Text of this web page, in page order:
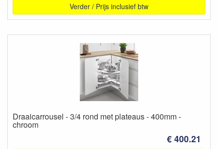
Verder / Prijs inclusief btw
Draaicarrousel - 3/4 rond met plateaus - 400mm -
chroom
€ 400.21